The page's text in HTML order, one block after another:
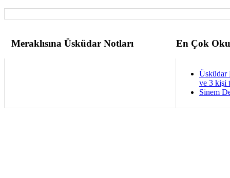
Meraklısına Üsküdar Notları En Çok
Üsküdar
ve 3 kişi
Sinem